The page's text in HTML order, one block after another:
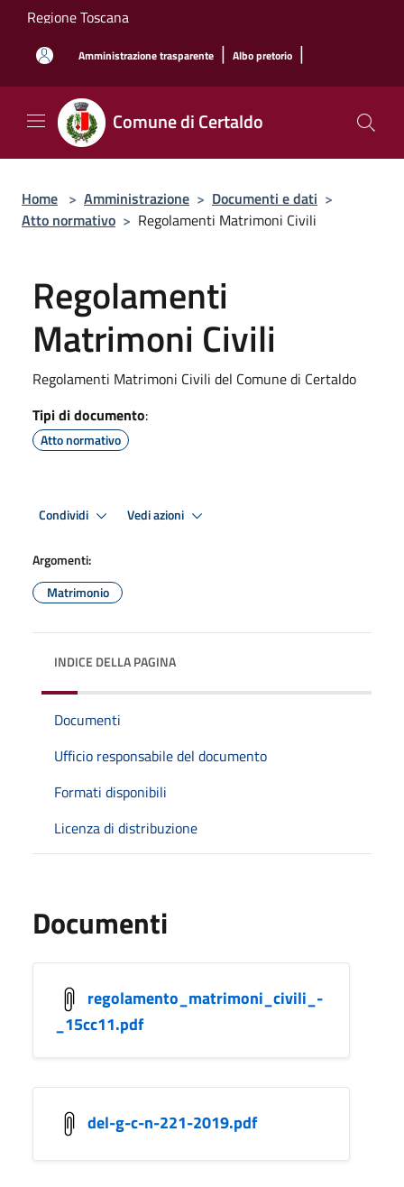
Salta al contenuto principale
Regione Toscana
Amministrazione trasparente | Albo pretorio |
Comune di Certaldo
Home > Amministrazione > Documenti e dati >
Atto normativo > Regolamenti Matrimoni Civili
Regolamenti
Matrimoni Civili
Regolamenti Matrimoni Civili del Comune di Certaldo
Tipi di documento:
Atto normativo
Condividi Vedi azioni
Argomenti:
Matrimonio
INDICE DELLA PAGINA
Documenti
Ufficio responsabile del documento
Formati disponibili
Licenza di distribuzione
Documenti
regolamento_matrimoni_civili_-
_15cc11.pdf
del-g-c-n-221-2019.pdf